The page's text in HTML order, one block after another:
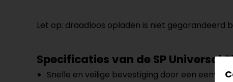
Let op: draadloos opladen is niet gegarandeerd
Specificaties van deSP Universal
Snelle en veilige bevestiging door een